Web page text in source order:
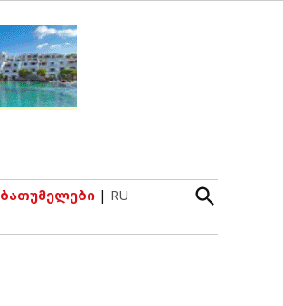
ბათუმელები | RU
Open
Search